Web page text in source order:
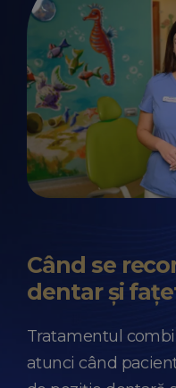
Când se
dentar și
Tratamentul
atunci când